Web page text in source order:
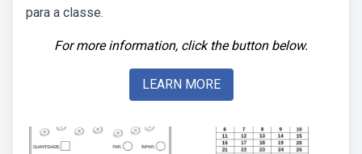
para a classe.
For more information, click the button below.
LEARN MORE